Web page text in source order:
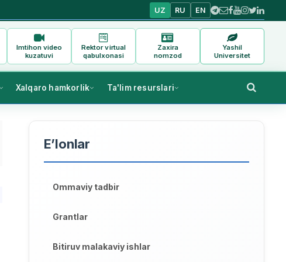
UZ RU EN
Imtihon video
kuzatuvi
Rektor virtual
qabulxonasi
Zaxira
nomzod
Yashil
Universitet
Xalqaro hamkorlik Ta'lim resurslari
E’lonlar
Ommaviy tadbir
Grantlar
Bitiruv malakaviy ishlar